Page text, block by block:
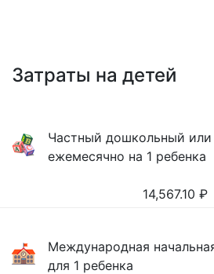
Затраты на детей
Частный дошкольный или
ежемесячно на 1 ребенка
14,567.10 ₽
Международная
для 1 ребенка